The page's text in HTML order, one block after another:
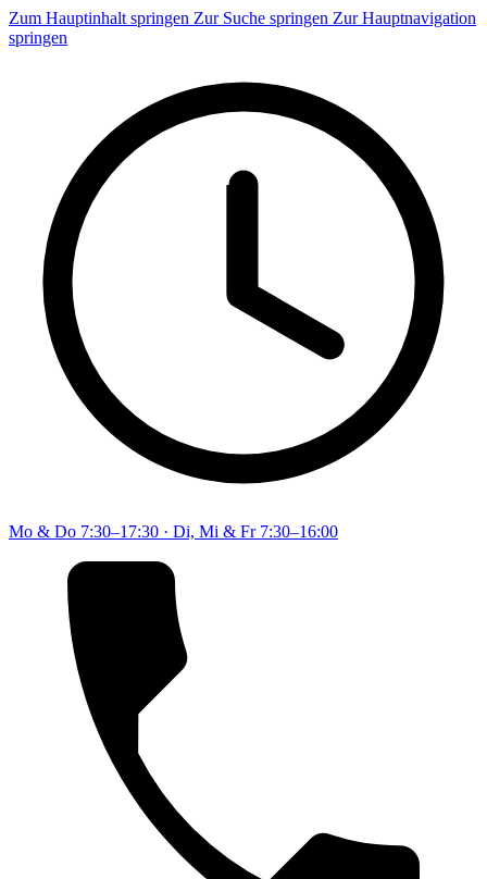
Zum Hauptinhalt springen Zur Suche springen Zur Hauptnavigation
springen
Mo & Do 7:30–17:30 · Di, Mi & Fr 7:30–16:00